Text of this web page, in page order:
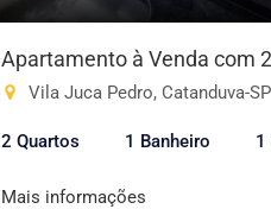
Apartamento à Venda com
Vila Juca Pedro, Catanduva-SP
2 Quartos 1 Banheiro 1
Mais informações